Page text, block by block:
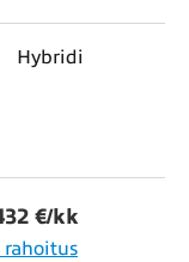
Hybridi
€/kk
rahoitus